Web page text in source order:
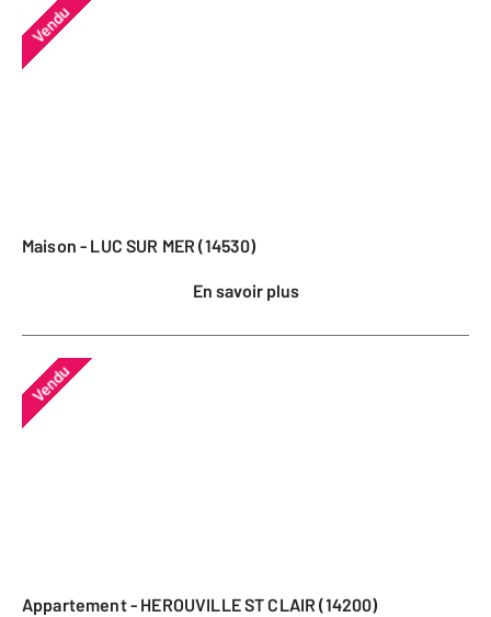
Vendu
Maison - LUC SUR MER (14530)
En savoir plus
Vendu
Appartement - HEROUVILLE ST CLAIR (14200)